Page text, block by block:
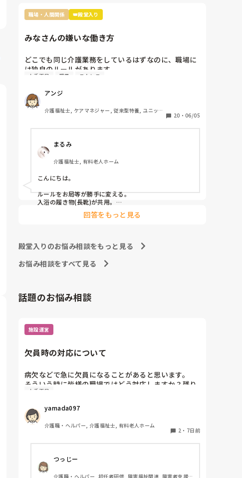
まあ、もらったところでお礼を言わなきゃいけないと
思うと貰わなくてよかったな。と思うのですが…
この件に関しては管理者宛に『私もどこかに行ってお
は思いませんが、私が気に入らない職員には看護師N
がやったようにお土産を配らなくてもいいのでしょう
についても一緒に…)についての手紙を作っているとこ
ろなんですが…
たた、あくまで手紙(質問書)のなかのことで、私とし
ては、たとえ気に入らない職員がいたとしてもみんな
いと思うので、特定の気に入らない職員にお土産をお
裾分けをしないということはしないつもりいますが、
看護師Nがやった行為は 一般常識としてまかり通るの
でしょうか?
ントに相当するということです。とはいえ「うっかり忘
れてた」可能性も否定できませんし、故意にのけ者にし
相手に合わせた対応をするということは、相手と同じ
はお相手をのけ者にしない、ハラスメント加害者になら
ないことが大切だと思います。
職場・人間関係 👑殿堂入り
みなさんの嫌いな働き方
どこでも同じ介護業務をしているはずなのに、職場に
は独自のルールがあります。
その中でもみなさんが、これだけは嫌だと思う働き方
私は
連帯責任が強すぎる職場
働かない人のカバーが当たり前の職場
個々の仕事の領域と責任が曖昧な職場
家でやってきてと平気で仕事を渡される職場
人手不足 職員 ストレス
アンジ
介護福祉士, ケアマネジャー, 従来型特養, ユニット
20 ・ 06/05
まるみ
介護福祉士, 有料老人ホーム
こんにちは。
ルールをお局等が勝手に変える。
入浴の履き物(長靴)が共用。
回答をもっと見る
殿堂入りのお悩み相談をもっと見る
お悩み相談をすべて見る
話題のお悩み相談
施設運営
欠員時の対応について
病欠などで急に欠員になることがあると思います。
そういう時に皆様の職場ではどう対応しますか？残り
の人手でやりくりするか、休みの人に出てもらうかに
大変ですよね。うちの夜勤欠の場合は休みの人に休出
の許可もらうまで残りのメンバーで23時くらいまで残
ってもらうとかでした。
人手不足
yamada097
介護職・ヘルパー, 介護福祉士, 有料老人ホーム
2 ・ 7日前
つっじー
介護職・ヘルパー, 初任者研修, 障害福祉関連, 障害者支援